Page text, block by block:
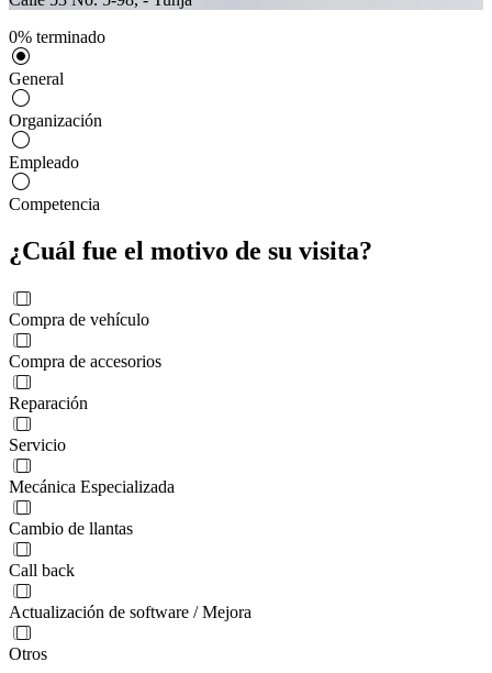
0% terminado
General
Organización
Empleado
Competencia
¿Cuál fue el motivo de su visita?
Compra de vehículo
Compra de accesorios
Reparación
Servicio
Mecánica Especializada
Cambio de llantas
Call back
Actualización de software / Mejora
Otros